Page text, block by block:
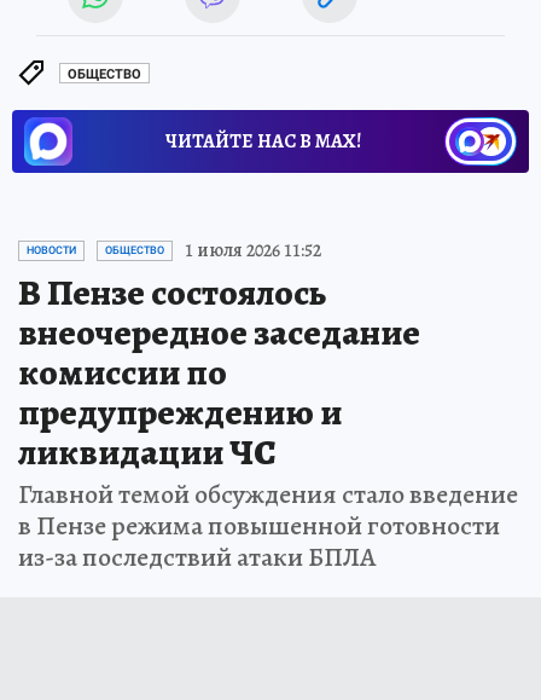
ОБЩЕСТВО
ЧИТАЙТЕ НАС В МАХ!
НОВОСТИ ОБЩЕСТВО 1 июля 2026 11:52
В Пензе состоялось
внеочередное заседание
комиссии по
предупреждению и
ликвидации ЧС
Главной темой обсуждения стало введение
в Пензе режима повышенной готовности
из-за последствий атаки БПЛА